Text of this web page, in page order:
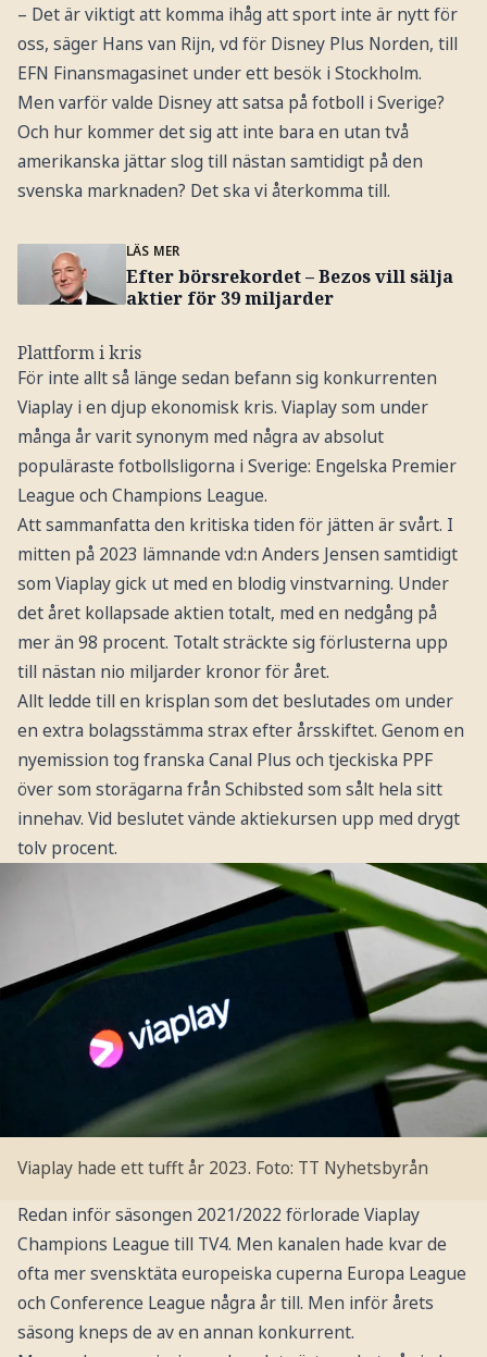
– Det är viktigt att komma ihåg att sport inte är nytt för
oss, säger Hans van Rijn, vd för Disney Plus Norden, till
EFN Finansmagasinet under ett besök i Stockholm.
Men varför valde Disney att satsa på fotboll i Sverige?
Och hur kommer det sig att inte bara en utan två
amerikanska jättar slog till nästan samtidigt på den
svenska marknaden? Det ska vi återkomma till.
LÄS MER
Efter börsrekordet – Bezos vill sälja
aktier för 39 miljarder
Plattform i kris
För inte allt så länge sedan befann sig konkurrenten
Viaplay i en djup ekonomisk kris. Viaplay som under
många år varit synonym med några av absolut
populäraste fotbollsligorna i Sverige: Engelska Premier
League och Champions League.
Att sammanfatta den kritiska tiden för jätten är svårt. I
mitten på 2023 lämnande vd:n Anders Jensen samtidigt
som Viaplay gick ut med en blodig vinstvarning. Under
det året kollapsade aktien totalt, med en nedgång på
mer än 98 procent. Totalt sträckte sig förlusterna upp
till nästan nio miljarder kronor för året.
Allt ledde till en krisplan som det beslutades om under
en extra bolagsstämma strax efter årsskiftet. Genom en
nyemission tog franska Canal Plus och tjeckiska PPF
över som storägarna från Schibsted som sålt hela sitt
innehav. Vid beslutet vände aktiekursen upp med drygt
tolv procent.
Viaplay hade ett tufft år 2023. Foto: TT Nyhetsbyrån
Redan inför säsongen 2021/2022 förlorade Viaplay
Champions League till TV4. Men kanalen hade kvar de
ofta mer svensktäta europeiska cuperna Europa League
och Conference League några år till. Men inför årets
säsong kneps de av en annan konkurrent.